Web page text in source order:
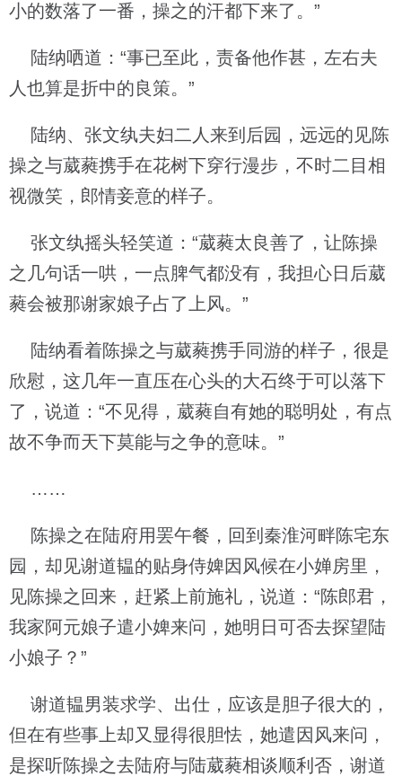
小的数落了一番，操之的汗都下来了。”
陆纳哂道：“事已至此，责备他作甚，左右夫
人也算是折中的良策。”
陆纳、张文纨夫妇二人来到后园，远远的见陈
操之与葳蕤携手在花树下穿行漫步，不时二目相
视微笑，郎情妾意的样子。
张文纨摇头轻笑道：“葳蕤太良善了，让陈操
之几句话一哄，一点脾气都没有，我担心日后葳
蕤会被那谢家娘子占了上风。”
陆纳看着陈操之与葳蕤携手同游的样子，很是
欣慰，这几年一直压在心头的大石终于可以落下
了，说道：“不见得，葳蕤自有她的聪明处，有点
故不争而天下莫能与之争的意味。”
……
陈操之在陆府用罢午餐，回到秦淮河畔陈宅东
园，却见谢道韫的贴身侍婢因风候在小婵房里，
见陈操之回来，赶紧上前施礼，说道：“陈郎君，
我家阿元娘子遣小婢来问，她明日可否去探望陆
小娘子？”
谢道韫男装求学、出仕，应该是胆子很大的，
但在有些事上却又显得很胆怯，她遣因风来问，
是探听陈操之去陆府与陆葳蕤相谈顺利否，谢道